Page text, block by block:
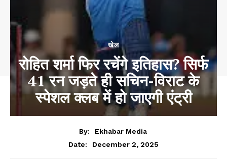
खेल
रोहित शर्मा फिर रचेंगे इतिहास? सिर्फ
41 रन जड़ते ही सचिन-विराट के
स्पेशल क्लब में हो जाएगी एंट्री
By:
Ekhabar Media
Date:
December 2, 2025